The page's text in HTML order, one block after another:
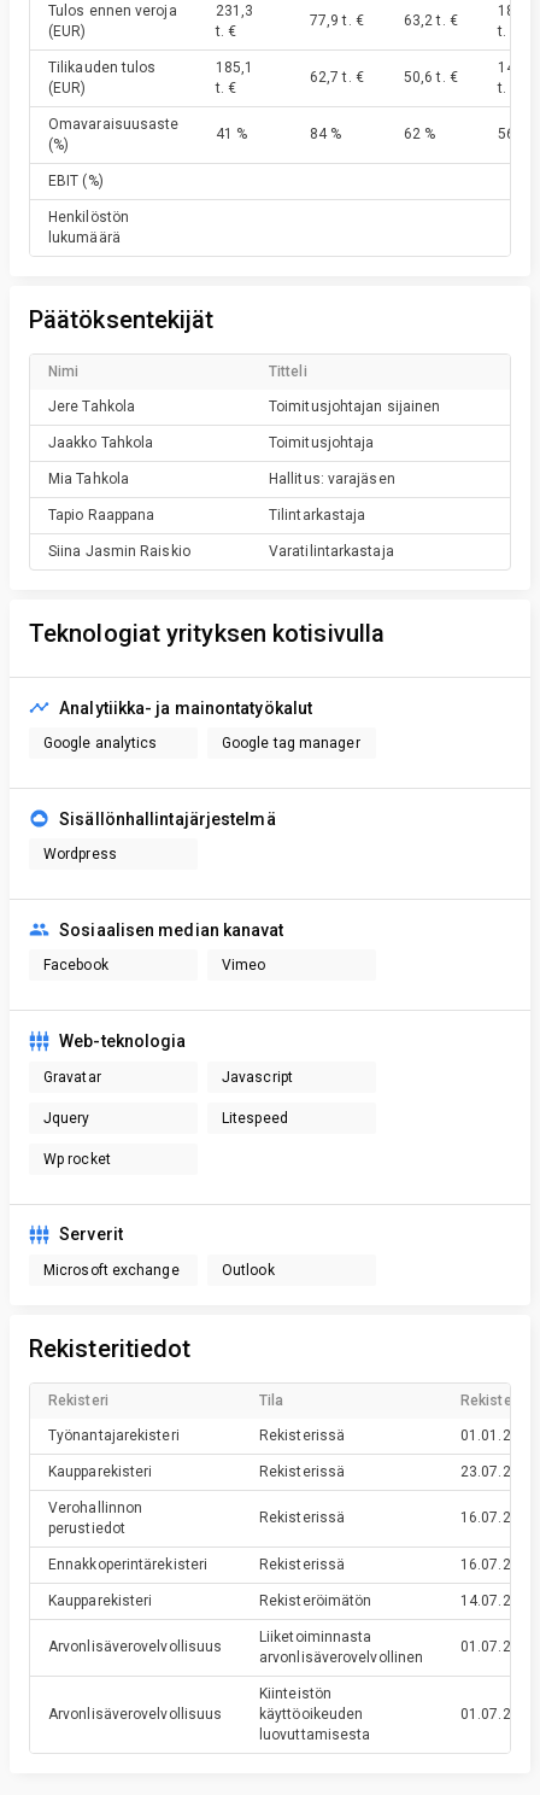
Tulos ennen veroja
(EUR)
231,3
t. €
77,9 t. € 63,2 t. €
182,2
t. €
Tilikauden tulos
(EUR)
185,1
t. €
62,7 t. € 50,6 t. €
145,2
t. €
Omavaraisuusaste
(%)
41 % 84 % 62 % 56 %
EBIT (%)
Henkilöstön
lukumäärä
Päätöksentekijät
Nimi Titteli
Jere Tahkola Toimitusjohtajan sijainen
Jaakko Tahkola Toimitusjohtaja
Mia Tahkola Hallitus: varajäsen
Tapio Raappana Tilintarkastaja
Siina Jasmin Raiskio Varatilintarkastaja
Teknologiat yrityksen kotisivulla
Analytiikka- ja mainontatyökalut
Google analytics Google tag manager
Sisällönhallintajärjestelmä
Wordpress
Sosiaalisen median kanavat
Facebook Vimeo
Web-teknologia
Gravatar Javascript
Jquery Litespeed
Wp rocket
Serverit
Microsoft exchange Outlook
Rekisteritiedot
Rekisteri Tila
Työnantajarekisteri Rekisterissä 01.01.2026
Kaupparekisteri Rekisterissä 23.07.2003
Verohallinnon
perustiedot
Rekisterissä 16.07.2003
Ennakkoperintärekisteri Rekisterissä 16.07.2003
Kaupparekisteri Rekisteröimätön 14.07.2003
Arvonlisäverovelvollisuus
Liiketoiminnasta
arvonlisäverovelvollinen
01.07.2003
Arvonlisäverovelvollisuus
Kiinteistön
käyttöoikeuden
luovuttamisesta
01.07.2003